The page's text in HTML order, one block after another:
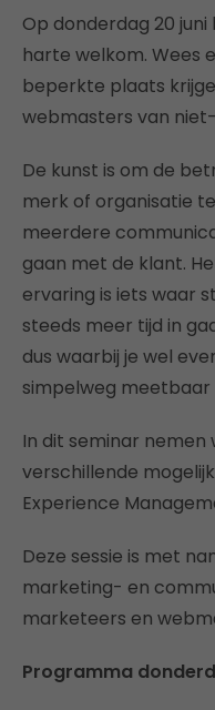
Op donderdag 20
harte welkom. Wees
beperkte plaats
webmasters van
De kunst is om de
merk of organisatie
meerdere
gaan met de klant.
ervaring is iets waar
steeds meer tijd in
dus waarbij je wel
simpelweg
In dit seminar nemen
verschillende
Experience
Deze sessie is met
marketing- en
marketeers en
Programma